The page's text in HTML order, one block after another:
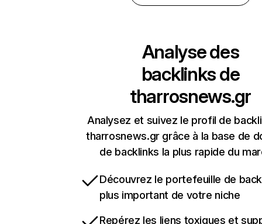
Analyse des
backlinks de
tharrosnews.gr
Analysez et suivez le profil de
tharrosnews.gr grâce à la base de
de backlinks la plus rapide du
Découvrez le portefeuille de
plus important de votre niche
Repérez les liens toxiques et